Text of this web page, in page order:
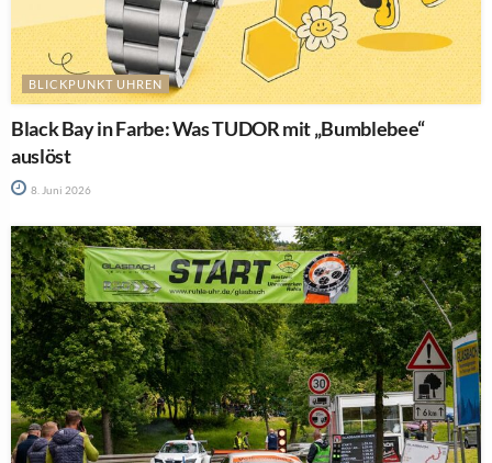
BLICKPUNKT UHREN
Black Bay in Farbe: Was TUDOR mit „Bumblebee“
auslöst
8. Juni 2026